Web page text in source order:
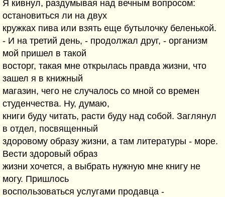
Я кивнул, раздумывая над вечным вопросом:
остановиться ли на двух
кружках пива или взять еще бутылочку беленькой.
- И на третий день, - продолжал друг, - организм
мой пришел в такой
восторг, такая мне открылась правда жизни, что
зашел я в книжный
магазин, чего не случалось со мной со времен
студенчества. Ну, думаю,
книги буду читать, расти буду над собой. Заглянул
в отдел, посвященный
здоровому образу жизни, а там литературы - море.
Вести здоровый образ
жизни хочется, а выбрать нужную мне книгу не
могу. Пришлось
воспользоваться услугами продавца -